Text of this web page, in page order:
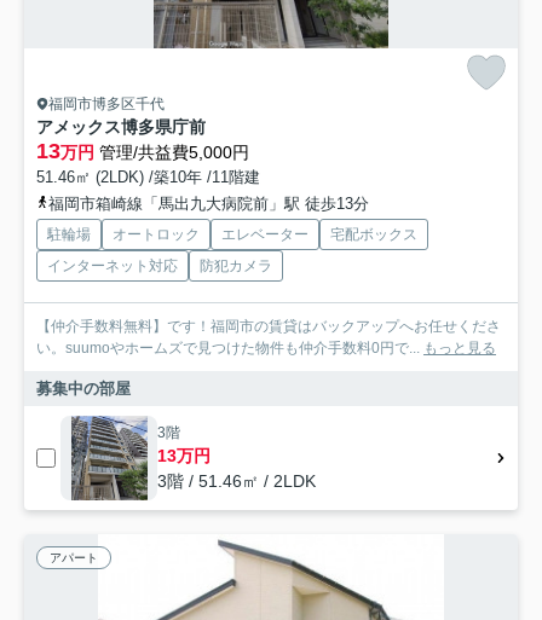
福岡市博多区千代
アメックス博多県庁前
13万円 管理/共益費5,000円
51.46㎡ (2LDK) /築10年 /11階建
福岡市箱崎線「馬出九大病院前」駅 徒歩13分
駐輪場 オートロック エレベーター
宅配ボックス
インターネット対応
防犯カメラ
【仲介手数料無料】です！福岡市の賃貸はバックアップへお任せくださ
い。suumoやホームズで見つけた物件も仲介手数料0円で... もっと見る
募集中の部屋
3階
13万円
3階 / 51.46㎡ / 2LDK
アパート